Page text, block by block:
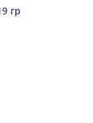
гр